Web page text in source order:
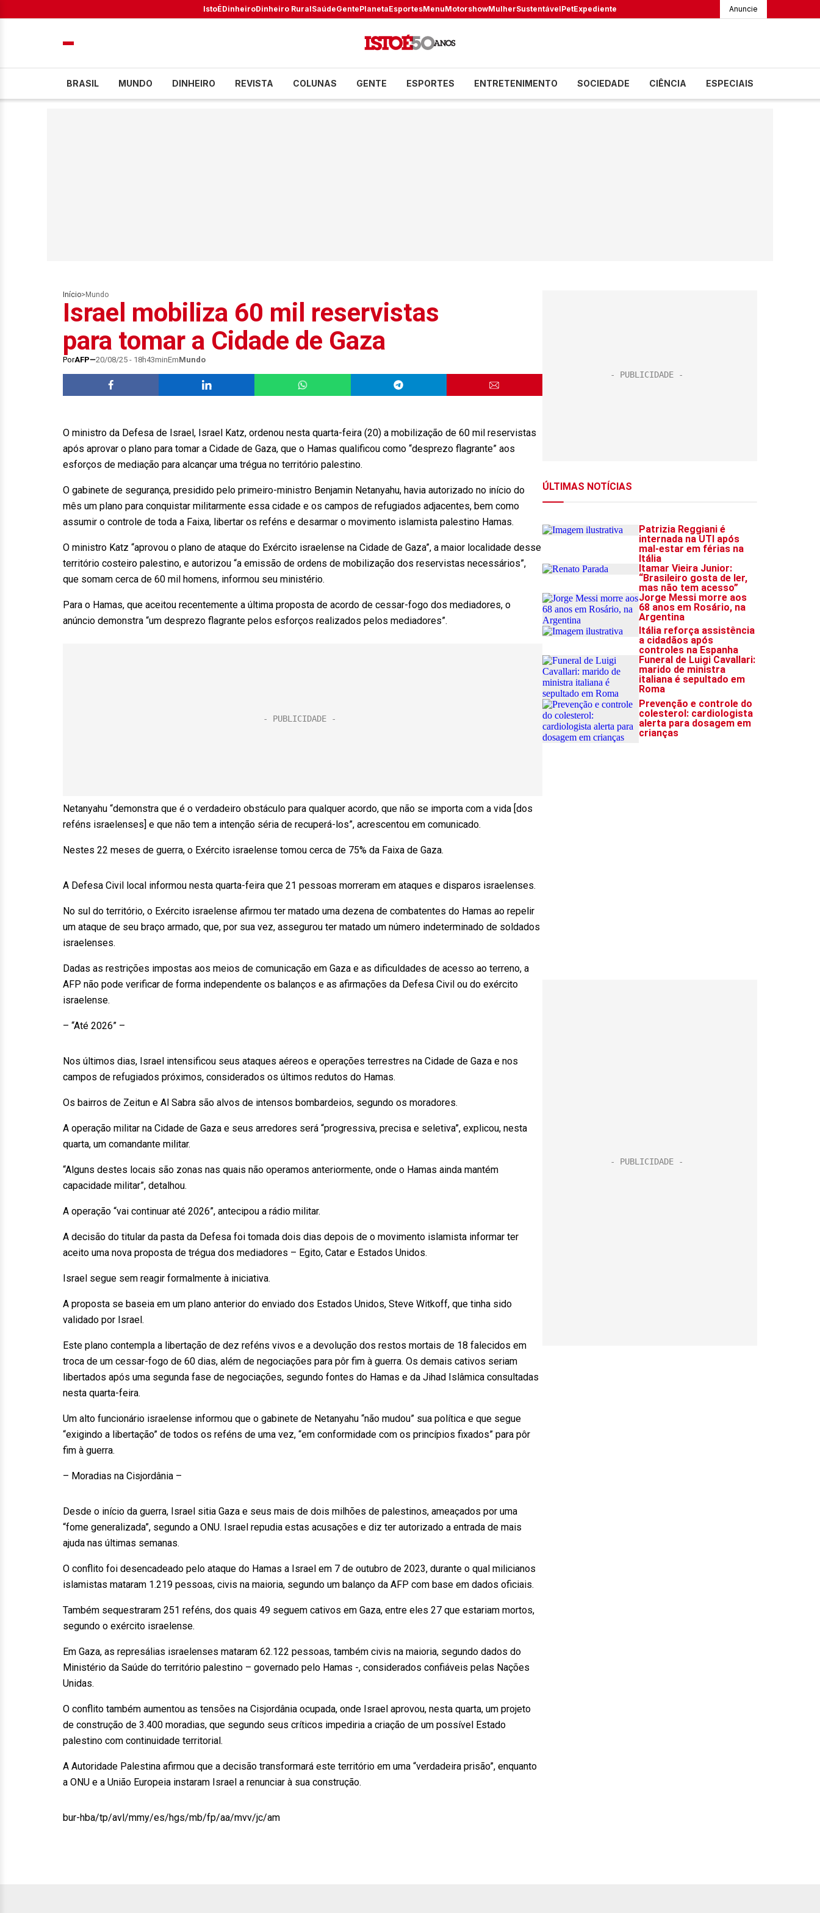
IstoÉDinheiroDinheiro RuralSaúdeGentePlanetaEsportesMenuMotorshowMulherSustentávelPetExpediente Anuncie
BRASIL MUNDO DINHEIRO REVISTA COLUNAS GENTE ESPORTES ENTRETENIMENTO SOCIEDADE CIÊNCIA ESPECIAIS
Início> Mundo
Israel mobiliza 60 mil reservistas
para tomar a Cidade de Gaza
PorAFP 20/08/25 - 18h43minEmMundo
O ministro da Defesa de Israel, Israel Katz, ordenou nesta quarta-feira (20) a mobilização de 60 mil reservistas
após aprovar o plano para tomar a Cidade de Gaza, que o Hamas qualificou como “desprezo flagrante” aos
esforços de mediação para alcançar uma trégua no território palestino.
O gabinete de segurança, presidido pelo primeiro-ministro Benjamin Netanyahu, havia autorizado no início do
mês um plano para conquistar militarmente essa cidade e os campos de refugiados adjacentes, bem como
assumir o controle de toda a Faixa, libertar os reféns e desarmar o movimento islamista palestino Hamas.
O ministro Katz “aprovou o plano de ataque do Exército israelense na Cidade de Gaza”, a maior localidade desse
território costeiro palestino, e autorizou “a emissão de ordens de mobilização dos reservistas necessários”,
que somam cerca de 60 mil homens, informou seu ministério.
Para o Hamas, que aceitou recentemente a última proposta de acordo de cessar-fogo dos mediadores, o
anúncio demonstra “um desprezo flagrante pelos esforços realizados pelos mediadores”.
Netanyahu “demonstra que é o verdadeiro obstáculo para qualquer acordo, que não se importa com a vida [dos
reféns israelenses] e que não tem a intenção séria de recuperá-los”, acrescentou em comunicado.
Nestes 22 meses de guerra, o Exército israelense tomou cerca de 75% da Faixa de Gaza.
A Defesa Civil local informou nesta quarta-feira que 21 pessoas morreram em ataques e disparos israelenses.
No sul do território, o Exército israelense afirmou ter matado uma dezena de combatentes do Hamas ao repelir
um ataque de seu braço armado, que, por sua vez, assegurou ter matado um número indeterminado de soldados
israelenses.
Dadas as restrições impostas aos meios de comunicação em Gaza e as dificuldades de acesso ao terreno, a
AFP não pode verificar de forma independente os balanços e as afirmações da Defesa Civil ou do exército
israelense.
– “Até 2026” –
Nos últimos dias, Israel intensificou seus ataques aéreos e operações terrestres na Cidade de Gaza e nos
campos de refugiados próximos, considerados os últimos redutos do Hamas.
Os bairros de Zeitun e Al Sabra são alvos de intensos bombardeios, segundo os moradores.
A operação militar na Cidade de Gaza e seus arredores será “progressiva, precisa e seletiva”, explicou, nesta
quarta, um comandante militar.
“Alguns destes locais são zonas nas quais não operamos anteriormente, onde o Hamas ainda mantém
capacidade militar”, detalhou.
A operação “vai continuar até 2026”, antecipou a rádio militar.
A decisão do titular da pasta da Defesa foi tomada dois dias depois de o movimento islamista informar ter
aceito uma nova proposta de trégua dos mediadores – Egito, Catar e Estados Unidos.
Israel segue sem reagir formalmente à iniciativa.
A proposta se baseia em um plano anterior do enviado dos Estados Unidos, Steve Witkoff, que tinha sido
validado por Israel.
Este plano contempla a libertação de dez reféns vivos e a devolução dos restos mortais de 18 falecidos em
troca de um cessar-fogo de 60 dias, além de negociações para pôr fim à guerra. Os demais cativos seriam
libertados após uma segunda fase de negociações, segundo fontes do Hamas e da Jihad Islâmica consultadas
nesta quarta-feira.
Um alto funcionário israelense informou que o gabinete de Netanyahu “não mudou” sua política e que segue
“exigindo a libertação” de todos os reféns de uma vez, “em conformidade com os princípios fixados” para pôr
fim à guerra.
– Moradias na Cisjordânia –
Desde o início da guerra, Israel sitia Gaza e seus mais de dois milhões de palestinos, ameaçados por uma
“fome generalizada”, segundo a ONU. Israel repudia estas acusações e diz ter autorizado a entrada de mais
ajuda nas últimas semanas.
O conflito foi desencadeado pelo ataque do Hamas a Israel em 7 de outubro de 2023, durante o qual milicianos
islamistas mataram 1.219 pessoas, civis na maioria, segundo um balanço da AFP com base em dados oficiais.
Também sequestraram 251 reféns, dos quais 49 seguem cativos em Gaza, entre eles 27 que estariam mortos,
segundo o exército israelense.
Em Gaza, as represálias israelenses mataram 62.122 pessoas, também civis na maioria, segundo dados do
Ministério da Saúde do território palestino – governado pelo Hamas -, considerados confiáveis pelas Nações
Unidas.
O conflito também aumentou as tensões na Cisjordânia ocupada, onde Israel aprovou, nesta quarta, um projeto
de construção de 3.400 moradias, que segundo seus críticos impediria a criação de um possível Estado
palestino com continuidade territorial.
A Autoridade Palestina afirmou que a decisão transformará este território em uma “verdadeira prisão”, enquanto
a ONU e a União Europeia instaram Israel a renunciar à sua construção.
bur-hba/tp/avl/mmy/es/hgs/mb/fp/aa/mvv/jc/am